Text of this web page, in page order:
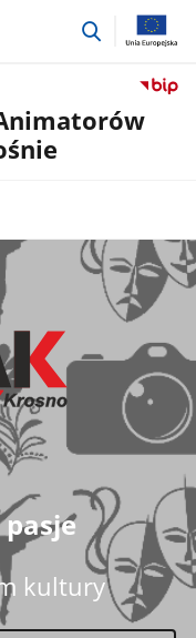
przejdź
kultury